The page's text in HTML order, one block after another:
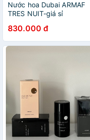
Nước hoa Dubai ARMAF
TRES NUIT-giá sỉ
830.000 đ